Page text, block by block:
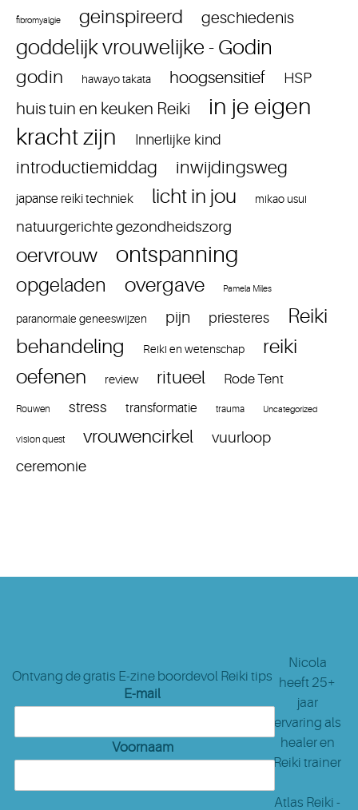
fibromyalgie geinspireerd geschiedenis
goddelijk vrouwelijke - Godin
godin hawayo takata hoogsensitief HSP
huis tuin en keuken Reiki
in je eigen
kracht zijn
Innerlijke kind
introductiemiddag inwijdingsweg
japanse reiki techniek licht in jou mikao usui
natuurgerichte gezondheidszorg
oervrouw ontspanning
opgeladen overgave Pamela Miles
paranormale geneeswijzen pijn priesteres
Reiki
behandeling
Reiki en wetenschap
reiki
oefenen
review ritueel Rode Tent
Rouwen stress transformatie trauma Uncategorized
vision quest vrouwencirkel
vuurloop
ceremonie
Ontvang de gratis E-zine boordevol Reiki tips
E-mail
Voornaam
Nicola
heeft 25+
jaar
ervaring als
healer en
Reiki trainer
Atlas Reiki -